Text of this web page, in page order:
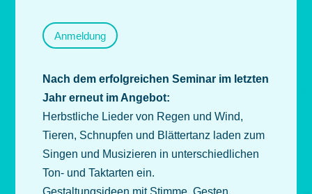
Anmeldung
Nach dem erfolgreichen Seminar im letzten
Jahr erneut im Angebot:
Herbstliche Lieder von Regen und Wind,
Tieren, Schnupfen und Blättertanz laden zum
Singen und Musizieren in unterschiedlichen
Ton- und Taktarten ein.
Gestaltungsideen mit Stimme, Gesten,